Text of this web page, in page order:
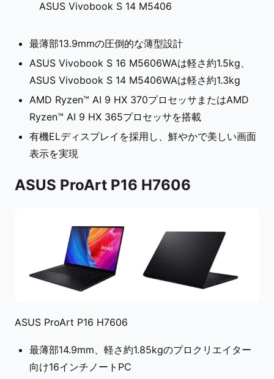
ASUS Vivobook S 14 M5406
最薄部13.9mmの圧倒的な薄型設計
ASUS Vivobook S 16 M5606WAは軽さ約1.5kg、
ASUS Vivobook S 14 M5406WAは軽さ約1.3kg
AMD Ryzen™ AI 9 HX 370プロセッサまたはAMD
Ryzen™ AI 9 HX 365プロセッサを搭載
有機ELディスプレイを採用し、鮮やかで美しい画面
表示を実現
ASUS ProArt P16 H7606
ASUS ProArt P16 H7606
最薄部14.9mm、軽さ約1.85kgのプロクリエイター
向け16インチノートPC